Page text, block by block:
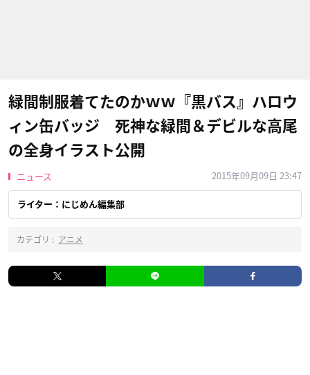
緑間制服着てたのかｗｗ『黒バス』ハロウ
ィン缶バッジ 死神な緑間＆デビルな高尾
の全身イラスト公開
ニュース 2015年09月09日 23:47
ライター：にじめん編集部
カテゴリ : アニメ